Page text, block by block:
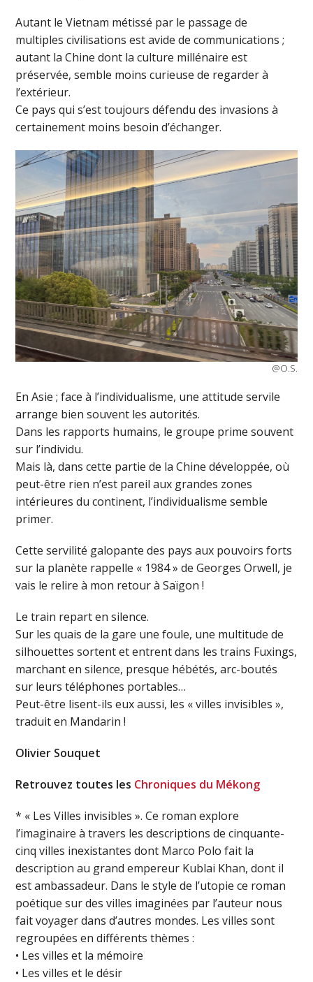
Autant le Vietnam métissé par le passage de
multiples civilisations est avide de communications ;
autant la Chine dont la culture millénaire est
préservée, semble moins curieuse de regarder à
l’extérieur.
Ce pays qui s’est toujours défendu des invasions à
certainement moins besoin d’échanger.
@O.S.
En Asie ; face à l’individualisme, une attitude servile
arrange bien souvent les autorités.
Dans les rapports humains, le groupe prime souvent
sur l’individu.
Mais là, dans cette partie de la Chine développée, où
peut-être rien n’est pareil aux grandes zones
intérieures du continent, l’individualisme semble
primer.
Cette servilité galopante des pays aux pouvoirs forts
sur la planète rappelle « 1984 » de Georges Orwell, je
vais le relire à mon retour à Saïgon !
Le train repart en silence.
Sur les quais de la gare une foule, une multitude de
silhouettes sortent et entrent dans les trains Fuxings,
marchant en silence, presque hébétés, arc-boutés
sur leurs téléphones portables…
Peut-être lisent-ils eux aussi, les « villes invisibles »,
traduit en Mandarin !
Olivier Souquet
Retrouvez toutes les Chroniques du Mékong
* « Les Villes invisibles ». Ce roman explore
l’imaginaire à travers les descriptions de cinquante-
cinq villes inexistantes dont Marco Polo fait la
description au grand empereur Kublai Khan, dont il
est ambassadeur. Dans le style de l’utopie ce roman
poétique sur des villes imaginées par l’auteur nous
fait voyager dans d’autres mondes. Les villes sont
regroupées en différents thèmes :
• Les villes et la mémoire
• Les villes et le désir